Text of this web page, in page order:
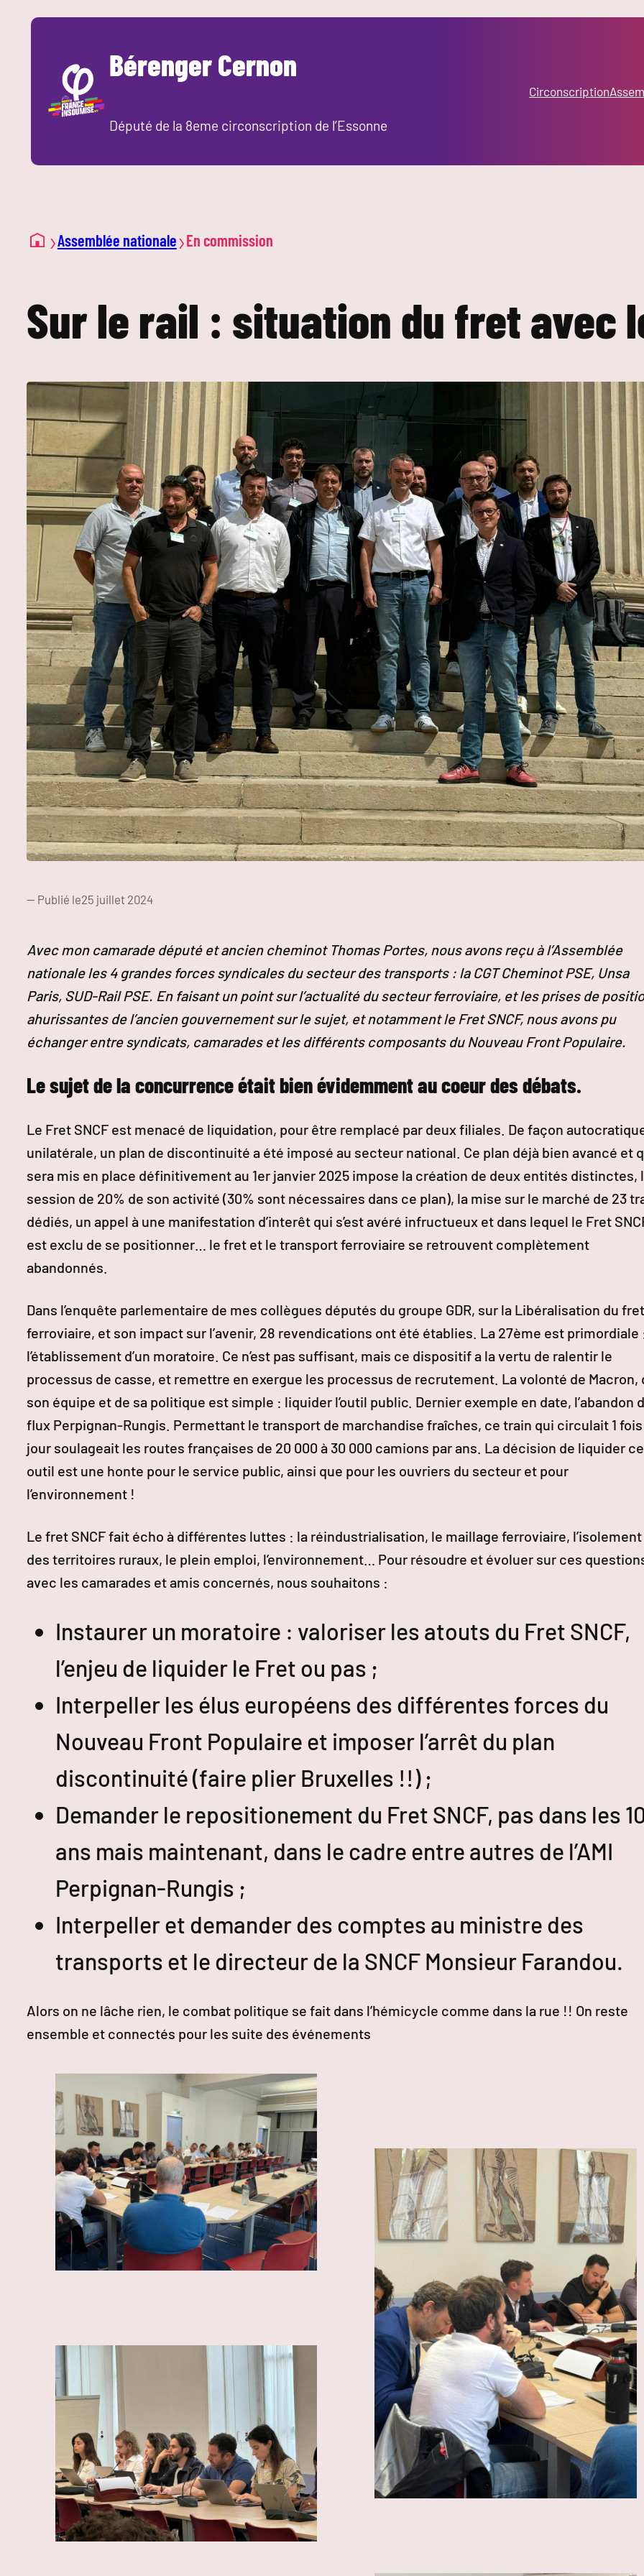
Bérenger Cernon
Député de la 8eme circonscription de l’Essonne
Circonscription
›Assemblée nationale›En commission
Sur le rail : situation du fret avec
— Publié le25 juillet 2024
Avec mon camarade député et ancien cheminot Thomas Portes, nous avons reçu à l’Assemblée
nationale les 4 grandes forces syndicales du secteur des transports : la CGT Cheminot PSE, Unsa
Paris, SUD-Rail PSE. En faisant un point sur l’actualité du secteur ferroviaire, et les prises de
ahurissantes de l’ancien gouvernement sur le sujet, et notamment le Fret SNCF, nous avons pu
échanger entre syndicats, camarades et les différents composants du Nouveau Front Populaire.
Le sujet de la concurrence était bien évidemment au coeur des débats.
Le Fret SNCF est menacé de liquidation, pour être remplacé par deux filiales. De façon
unilatérale, un plan de discontinuité a été imposé au secteur national. Ce plan déjà bien avancé et
sera mis en place définitivement au 1er janvier 2025 impose la création de deux entités distinctes,
session de 20% de son activité (30% sont nécessaires dans ce plan), la mise sur le marché de 23
dédiés, un appel à une manifestation d’interêt qui s’est avéré infructueux et dans lequel le Fret
est exclu de se positionner… le fret et le transport ferroviaire se retrouvent complètement
abandonnés.
Dans l’enquête parlementaire de mes collègues députés du groupe GDR, sur la Libéralisation du fret
ferroviaire, et son impact sur l’avenir, 28 revendications ont été établies. La 27ème est primordiale
l’établissement d’un moratoire. Ce n’est pas suffisant, mais ce dispositif a la vertu de ralentir le
processus de casse, et remettre en exergue les processus de recrutement. La volonté de Macron,
son équipe et de sa politique est simple : liquider l’outil public. Dernier exemple en date, l’abandon
flux Perpignan-Rungis. Permettant le transport de marchandise fraîches, ce train qui circulait 1
jour soulageait les routes françaises de 20 000 à 30 000 camions par ans. La décision de liquider
outil est une honte pour le service public, ainsi que pour les ouvriers du secteur et pour
l’environnement !
Le fret SNCF fait écho à différentes luttes : la réindustrialisation, le maillage ferroviaire, l’isolement
des territoires ruraux, le plein emploi, l’environnement… Pour résoudre et évoluer sur ces
avec les camarades et amis concernés, nous souhaitons :
Instaurer un moratoire : valoriser les atouts du Fret SNCF,
l’enjeu de liquider le Fret ou pas ;
Interpeller les élus européens des différentes forces du
Nouveau Front Populaire et imposer l’arrêt du plan
discontinuité (faire plier Bruxelles !!) ;
Demander le repositionement du Fret SNCF, pas dans les
ans mais maintenant, dans le cadre entre autres de l’AMI
Perpignan-Rungis ;
Interpeller et demander des comptes au ministre des
transports et le directeur de la SNCF Monsieur Farandou.
Alors on ne lâche rien, le combat politique se fait dans l’hémicycle comme dans la rue !! On reste
ensemble et connectés pour les suite des événements